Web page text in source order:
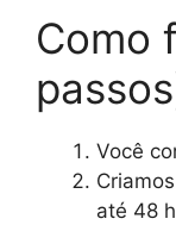
Como
Você
até 48